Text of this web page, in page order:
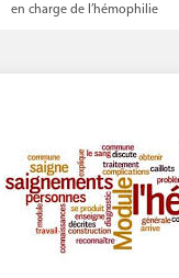
en charge de l’hémophilie